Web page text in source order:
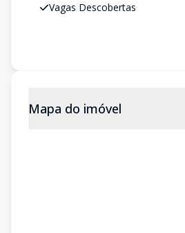
Vagas Descobertas
Mapa do imóvel